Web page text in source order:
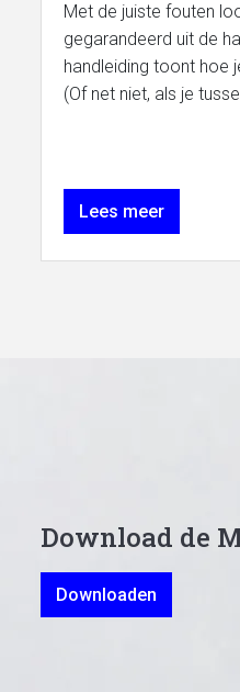
Met de juiste fouten
gegarandeerd uit de
handleiding toont hoe
(Of net niet, als je
Lees meer
Download de
Downloaden